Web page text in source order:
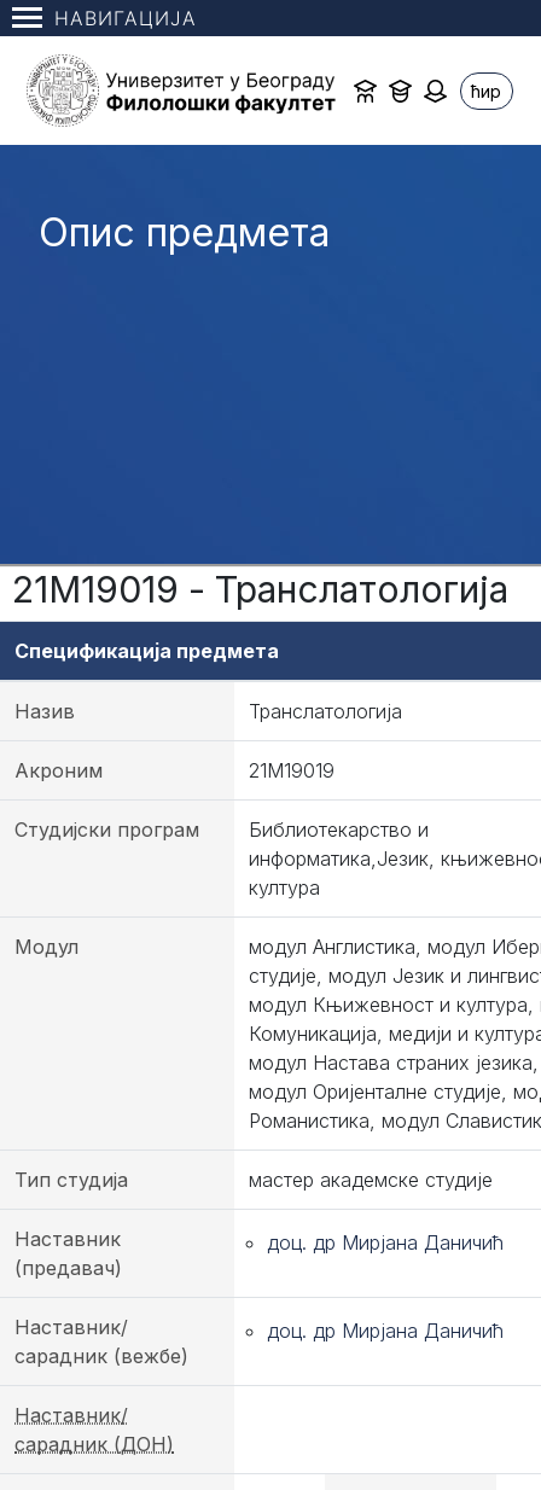
НАВИГАЦИЈА
ћир
Опис предмета
21М19019 - Транслатологија
Спецификација предмета
Назив Транслатологија
Акроним 21М19019
Студијски програм
Библиотекарство и
информатика,Језик,
култура
Модул
модул Англистика, модул
студије, модул Језик и
модул Књижевност и култура,
Комуникација, медији и
модул Настава страних језика,
модул Оријенталне студије,
Романистика, модул
Тип студија мастер академске студије
Наставник
(предавач)
доц. др Мирјана Даничић
Наставник/
сарадник (вежбе)
доц. др Мирјана Даничић
Наставник/
сарадник (ДОН)